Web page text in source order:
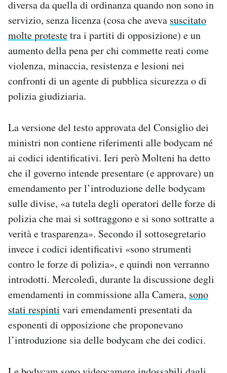
diversa da quella di ordinanza quando non sono in
servizio, senza licenza (cosa che aveva suscitato
molte protestetra i partiti di opposizione) e un
aumento della pena per chi commette reati come
violenza, minaccia, resistenza e lesioni nei
confronti di un agente di pubblica sicurezza o di
polizia giudiziaria.
La versione del testo approvata del Consiglio dei
ministri non contiene riferimenti alle bodycam né
ai codici identificativi. Ieri però Molteni ha detto
che il governo intende presentare (e approvare) un
emendamento per l’introduzione delle bodycam
sulle divise, «a tutela degli operatori delle forze di
polizia che mai si sottraggono e si sono sottratte a
verità e trasparenza». Secondo il sottosegretario
invece i codici identificativi «sono strumenti
contro le forze di polizia», e quindi non verranno
introdotti. Mercoledì, durante la discussione degli
emendamenti in commissione alla Camera, sono
stati respinti vari emendamenti presentati da
esponenti di opposizione che proponevano
l’introduzione sia delle bodycam che dei codici.